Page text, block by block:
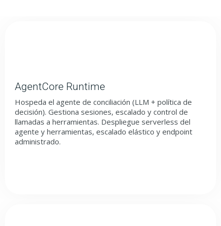
AgentCore Runtime
Hospeda el agente de conciliación (LLM + política de
decisión). Gestiona sesiones, escalado y control de
llamadas a herramientas. Despliegue serverless del
agente y herramientas, escalado elástico y endpoint
administrado.